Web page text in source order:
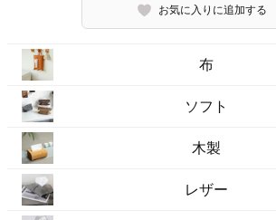
お気に入りに追加する
布
ソフト
木製
レザー